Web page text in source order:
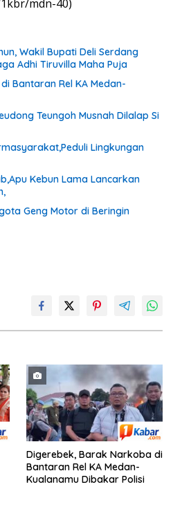
mdn-40)
Wakil Bupati Deli Serdang
Adhi Tiruvilla Maha Puja
Bantaran Rel KA Medan-
Teungoh Musnah Dilalap Si
Lingkungan
Kebun Lama Lancarkan
Geng Motor di Beringin
Digerebek, Barak Narkoba di
Bantaran Rel KA Medan-
Kualanamu Dibakar Polisi